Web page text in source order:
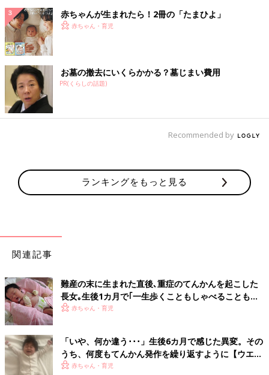
いたものを落としたりします。
◎「てんかん＝けいれん」ではありません
てんかんというと、全身を強く震わせるけいれん発作をイメージ
する人も多いのですが、実際には、けいれん発作を伴わないてん
かんもあります。また、けいれん発作自体も、てんかん（つま
り、脳の神経細胞の異常興奮）が原因のものもあれば、高熱や感
染症を原因とするものもあるのです。
能の障害のことです。脳性麻痺の症状とその程
度は障害を受けた脳の部位によってさまざまで
す。ここでは、脳性麻痺の症状、原因、治療に
てんかんにはいろいろな種類・症状があります。乳幼児期に発症
するてんかんでは、成長に伴って治っていくてんかんもあれば、
原因による分類
・症候性てんかん
脳に障害が起きたり、脳に出血や外傷などが起きたりといった、
明らかな原因があるてんかんのことです。具体的には、生まれつ
き脳にきずがあったり、低酸素状態で生まれたりした場合、脳
赤ちゃんが生まれたら！2冊の「たまひよ」
赤ちゃん・育児
お墓の撤去にいくらかかる？墓じまい費用
PR(くらしの話題)
Recommended by
ランキングをもっと見る
関連記事
難産の末に生まれた直後､重症のてんかんを起こした
長女｡生後1カ月で｢一生歩くこともしゃべることもで
きない｣と【大田原症候群】
赤ちゃん・育児
「いや、何か違う･･･」生後6カ月で感じた異変。その
うち、何度もてんかん発作を繰り返すように【ウエス
ト症候群体験談】
赤ちゃん・育児